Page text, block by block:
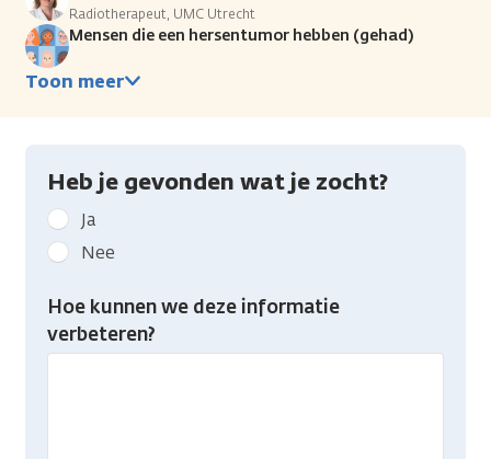
Radiotherapeut, UMC Utrecht
Mensen die een hersentumor hebben (gehad)
Toon meer
Heb je gevonden wat je zocht?
Geef
kanker.nl
feedback:
Heb
gevonden
Ja
Nee
Hoe kunnen we deze informatie
verbeteren?